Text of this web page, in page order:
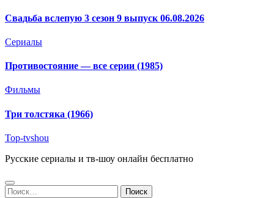
Свадьба вслепую 3 сезон 9 выпуск 06.08.2026
Сериалы
Противостояние — все серии (1985)
Фильмы
Три толстяка (1966)
Top-tvshou
Русские сериалы и тв-шоу онлайн бесплатно
Найти: